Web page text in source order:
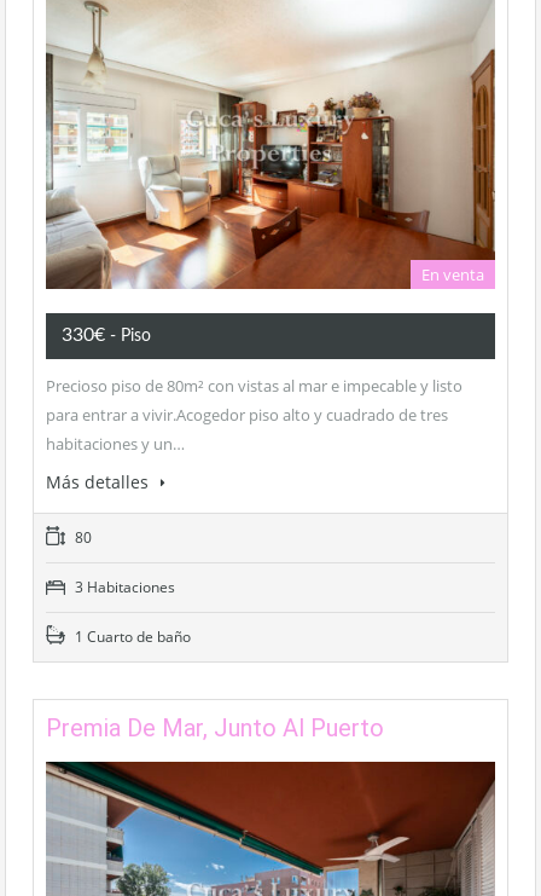
En venta
330€ - Piso
Precioso piso de 80m² con vistas al mar e impecable y listo
para entrar a vivir.Acogedor piso alto y cuadrado de tres
habitaciones y un…
Más detalles
80
3 Habitaciones
1 Cuarto de baño
Premia De Mar, Junto Al Puerto